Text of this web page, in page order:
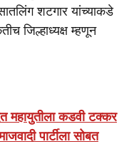
सातलिंग शटगार यांच्याकडे
जिल्हाध्यक्ष म्हणून
महायुतीला कडवी टक्कर
पार्टीला सोबत